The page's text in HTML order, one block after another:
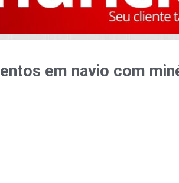
em navio com